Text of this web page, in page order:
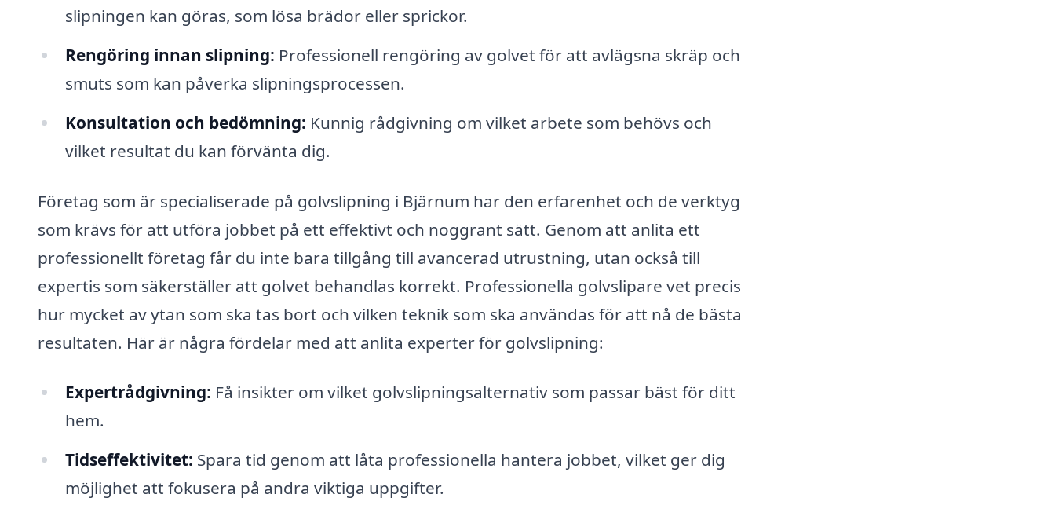
slipningen kan göras, som lösa brädor eller sprickor.
Rengöring innan slipning: Professionell rengöring av golvet för att avlägsna skräp och
smuts som kan påverka slipningsprocessen.
Konsultation och bedömning: Kunnig rådgivning om vilket arbete som behövs och
vilket resultat du kan förvänta dig.
Företag som är specialiserade på golvslipning i Bjärnum har den erfarenhet och de verktyg
som krävs för att utföra jobbet på ett effektivt och noggrant sätt. Genom att anlita ett
professionellt företag får du inte bara tillgång till avancerad utrustning, utan också till
expertis som säkerställer att golvet behandlas korrekt. Professionella golvslipare vet precis
hur mycket av ytan som ska tas bort och vilken teknik som ska användas för att nå de bästa
resultaten. Här är några fördelar med att anlita experter för golvslipning:
Expertrådgivning: Få insikter om vilket golvslipningsalternativ som passar bäst för ditt
hem.
Tidseffektivitet: Spara tid genom att låta professionella hantera jobbet, vilket ger dig
möjlighet att fokusera på andra viktiga uppgifter.